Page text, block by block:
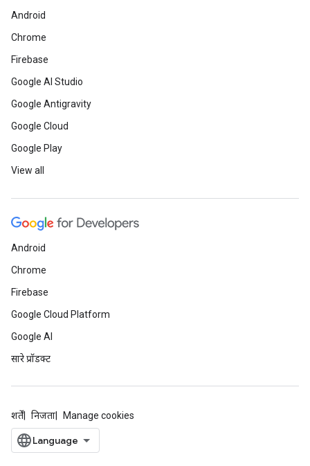
Android
Chrome
Firebase
Google AI Studio
Google Antigravity
Google Cloud
Google Play
View all
Android
Chrome
Firebase
Google Cloud Platform
Google AI
सारे प्रॉडक्ट
शर्तें निजता Manage cookies